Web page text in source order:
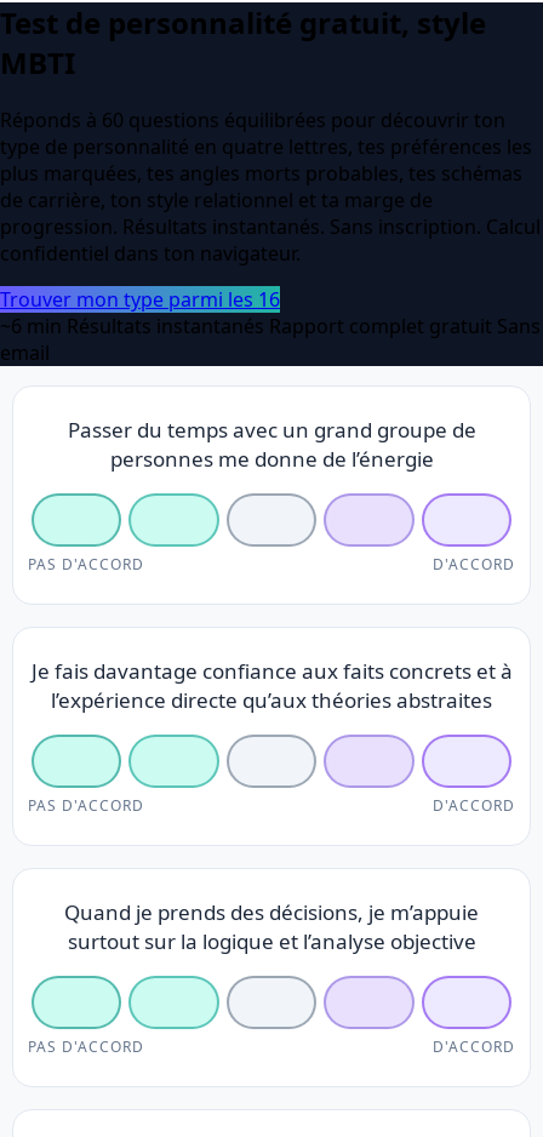
Test de personnalité gratuit, style
MBTI
Réponds à 60 questions équilibrées pour découvrir ton
type de personnalité en quatre lettres, tes préférences les
plus marquées, tes angles morts probables, tes schémas
de carrière, ton style relationnel et ta marge de
progression. Résultats instantanés. Sans inscription. Calcul
confidentiel dans ton navigateur.
Trouver mon type parmi les 16
~6 min Résultats instantanés Rapport complet gratuit Sans
email
Passer du temps avec un grand groupe de
personnes me donne de l’énergie
PAS D'ACCORD D'ACCORD
Je fais davantage confiance aux faits concrets et à
l’expérience directe qu’aux théories abstraites
PAS D'ACCORD D'ACCORD
Quand je prends des décisions, je m’appuie
surtout sur la logique et l’analyse objective
PAS D'ACCORD D'ACCORD